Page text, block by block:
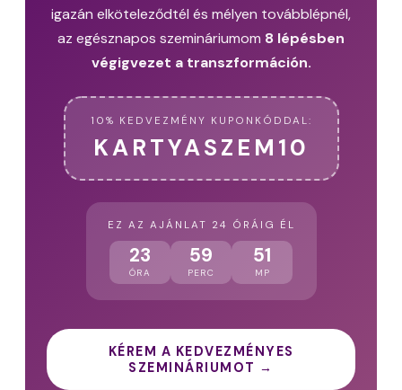
igazán elköteleződtél és mélyen továbblépnél,
az egésznapos szemináriumom 8 lépésben
végigvezet a transzformáción.
10% KEDVEZMÉNY KUPONKÓDDAL:
KARTYASZEM10
EZ AZ AJÁNLAT 24 ÓRÁIG ÉL
23
ÓRA
59
PERC
50
MP
KÉREM A KEDVEZMÉNYES
SZEMINÁRIUMOT →